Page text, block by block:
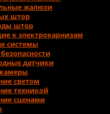
жалюзи
штор
штор
к электрокарнизам
системы
датчики
светом
техникой
сценами